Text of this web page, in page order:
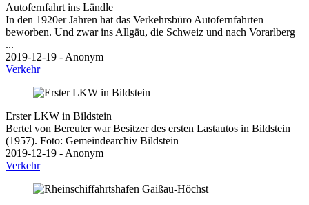
Autofernfahrt ins Ländle
In den 1920er Jahren hat das Verkehrsbüro Autofernfahrten
beworben. Und zwar ins Allgäu, die Schweiz und nach Vorarlberg
...
2019-12-19 - Anonym
Verkehr
Erster LKW in Bildstein
Bertel von Bereuter war Besitzer des ersten Lastautos in Bildstein
(1957). Foto: Gemeindearchiv Bildstein
2019-12-19 - Anonym
Verkehr